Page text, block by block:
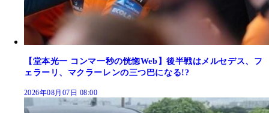
【堂本光一 コンマ一秒の恍惚Web】後半戦はメルセデス、フ
ェラーリ、マクラーレンの三つ巴になる!?
2026年08月07日 08:00